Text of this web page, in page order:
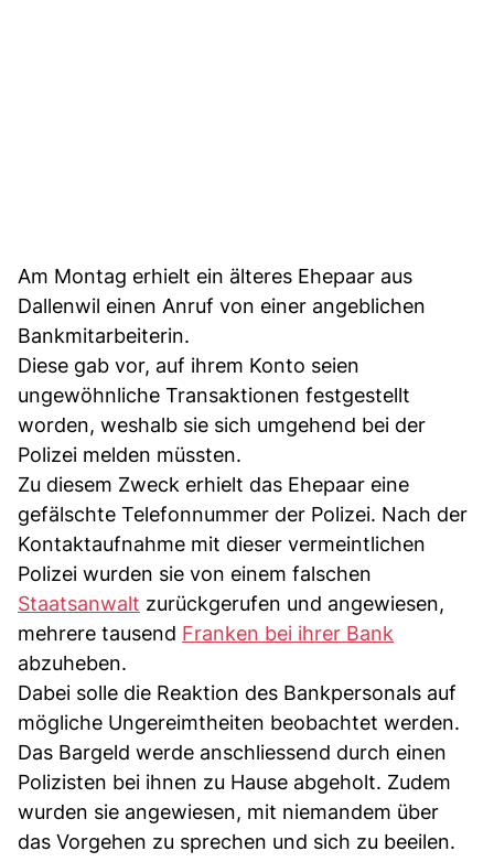
Am Montag erhielt ein älteres Ehepaar aus
Dallenwil einen Anruf von einer angeblichen
Bankmitarbeiterin.
Diese gab vor, auf ihrem Konto seien
ungewöhnliche Transaktionen festgestellt
worden, weshalb sie sich umgehend bei der
Polizei melden müssten.
Zu diesem Zweck erhielt das Ehepaar eine
gefälschte Telefonnummer der Polizei. Nach der
Kontaktaufnahme mit dieser vermeintlichen
Polizei wurden sie von einem falschen
Staatsanwalt zurückgerufen und angewiesen,
mehrere tausend Franken bei ihrer Bank
abzuheben.
Dabei solle die Reaktion des Bankpersonals auf
mögliche Ungereimtheiten beobachtet werden.
Das Bargeld werde anschliessend durch einen
Polizisten bei ihnen zu Hause abgeholt. Zudem
wurden sie angewiesen, mit niemandem über
das Vorgehen zu sprechen und sich zu beeilen.